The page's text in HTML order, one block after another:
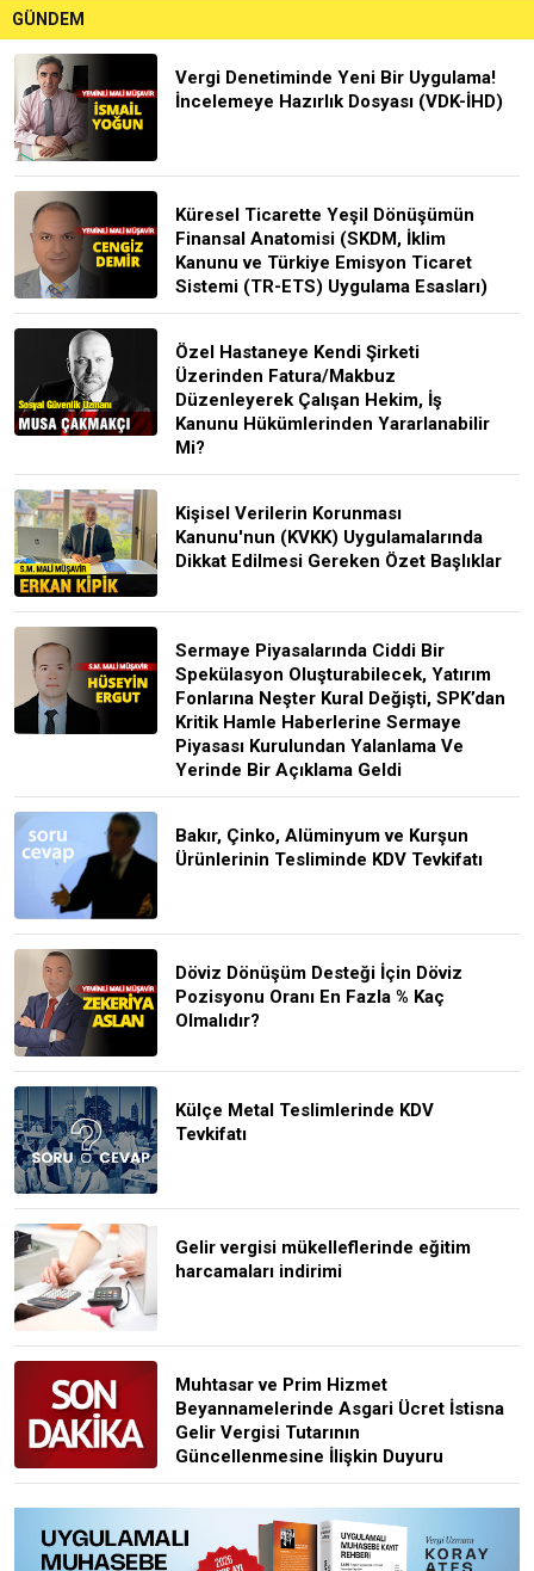
GÜNDEM
Vergi Denetiminde Yeni Bir Uygulama!
İncelemeye Hazırlık Dosyası (VDK-İHD)
Küresel Ticarette Yeşil Dönüşümün
Finansal Anatomisi (SKDM, İklim
Kanunu ve Türkiye Emisyon Ticaret
Sistemi (TR-ETS) Uygulama Esasları)
Özel Hastaneye Kendi Şirketi
Üzerinden Fatura/Makbuz
Düzenleyerek Çalışan Hekim, İş
Kanunu Hükümlerinden Yararlanabilir
Mi?
Kişisel Verilerin Korunması
Kanunu'nun (KVKK) Uygulamalarında
Dikkat Edilmesi Gereken Özet Başlıklar
Sermaye Piyasalarında Ciddi Bir
Spekülasyon Oluşturabilecek, Yatırım
Fonlarına Neşter Kural Değişti, SPK’dan
Kritik Hamle Haberlerine Sermaye
Piyasası Kurulundan Yalanlama Ve
Yerinde Bir Açıklama Geldi
Bakır, Çinko, Alüminyum ve Kurşun
Ürünlerinin Tesliminde KDV Tevkifatı
Döviz Dönüşüm Desteği İçin Döviz
Pozisyonu Oranı En Fazla % Kaç
Olmalıdır?
Külçe Metal Teslimlerinde KDV
Tevkifatı
Gelir vergisi mükelleflerinde eğitim
harcamaları indirimi
Muhtasar ve Prim Hizmet
Beyannamelerinde Asgari Ücret İstisna
Gelir Vergisi Tutarının
Güncellenmesine İlişkin Duyuru